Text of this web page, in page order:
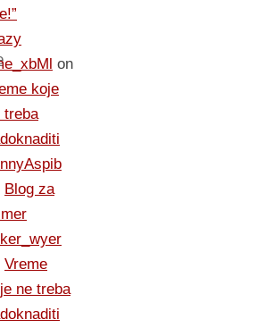
on
koje
treba
Blog za
Vreme
ne treba